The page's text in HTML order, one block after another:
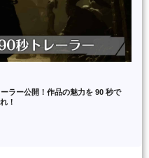
ラー公開！作品の魅力を 90 秒で
！